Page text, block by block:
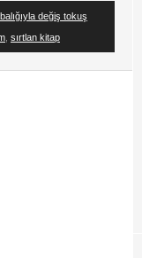
değiş tokuş
sırtlan kitap